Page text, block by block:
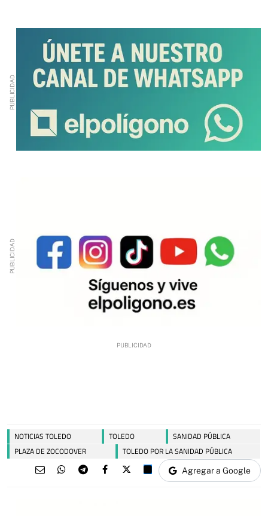
NOTICIAS TOLEDO TOLEDO
SANIDAD PÚBLICA
PLAZA DE ZOCODOVER
TOLEDO POR LA SANIDAD PÚBLICA
Agregar a Google